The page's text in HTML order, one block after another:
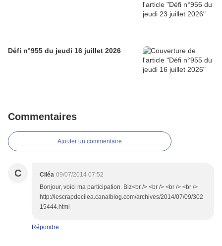
Défi n°955 du jeudi 16 juillet 2026
Commentaires
Ajouter un commentaire
C Ciléa 09/07/2014 07:52
Bonjour, voici ma participation. Biz<br /> <br /> <br /> <br />
http://lescrapdecilea.canalblog.com/archives/2014/07/09/302
15444.html
Répondre